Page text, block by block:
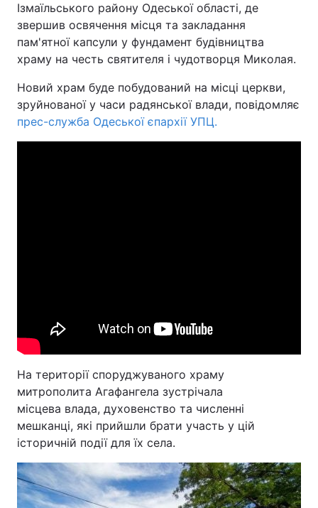
Ізмаїльського району Одеської області, де
звершив освячення місця та закладання
пам'ятної капсули у фундамент будівництва
храму на честь святителя і чудотворця Миколая.
Новий храм буде побудований на місці церкви,
зруйнованої у часи радянської влади, повідомляє
прес-служба Одеської єпархії УПЦ.
На території споруджуваного храму
митрополита Агафангела зустрічала
місцева влада, духовенство та численні
мешканці, які прийшли брати участь у цій
історичній події для їх села.